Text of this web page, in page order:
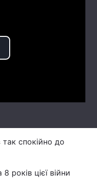
так спокійно до
років цієї війни